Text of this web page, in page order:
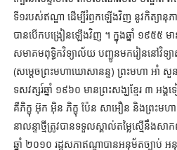
ទី១របស់ឥណ្ឌា ដើម្បីរំឭកឡើងវិញ នូវកិត្យានុភ
បានបើកបង្រៀនឡើងវិញ ។ ក្នុងឆ្នាំ ១៩៥៥ មាន
សមាគមពុទ្ធិកវិទ្យាល័យ បញ្ជូនមករៀននៅវិទ្យា
(សម្ដេចព្រះមហាឃោសានន្ទ) ព្រះមហា អាំ
ទសវត្សរ៍ឆ្នាំ ១៩៦០ មានព្រះសង្ឃខ្មែរ ៣ អង្គ
គឺភិក្ខុ អ៊ុក អ៊ិន ភិក្ខុ ប៉ែន សាអឿន និងព្រះមហ
នាលន្ទាថ្មីត្រូវបានទទួលស្គាល់តម្លៃស្មើនឹងស
ឆ្នាំ ២០១០ រដ្ឋសភាឥណ្ឌាបានអនុម័តច្បាប់ អ